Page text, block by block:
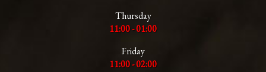
Thursday
11:00 - 01:00
Friday
11:00 - 02:00